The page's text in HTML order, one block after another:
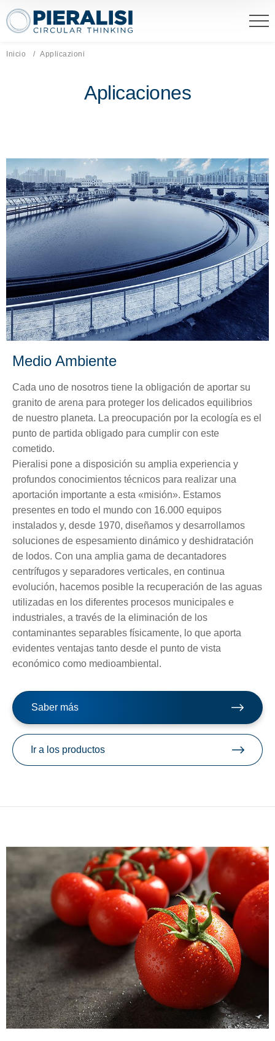
Pieralisi Maip Spa
Inicio Página actual:
Applicazioni
Aplicaciones
Medio Ambiente
Cada uno de nosotros tiene la obligación de aportar su
granito de arena para proteger los delicados equilibrios
de nuestro planeta. La preocupación por la ecología es el
punto de partida obligado para cumplir con este
cometido.
Pieralisi pone a disposición su amplia experiencia y
profundos conocimientos técnicos para realizar una
aportación importante a esta «misión». Estamos
presentes en todo el mundo con 16.000 equipos
instalados y, desde 1970, diseñamos y desarrollamos
soluciones de espesamiento dinámico y deshidratación
de lodos. Con una amplia gama de decantadores
centrífugos y separadores verticales, en continua
evolución, hacemos posible la recuperación de las aguas
utilizadas en los diferentes procesos municipales e
industriales, a través de la eliminación de los
contaminantes separables físicamente, lo que aporta
evidentes ventajas tanto desde el punto de vista
económico como medioambiental.
Saber más
Ir a los productos